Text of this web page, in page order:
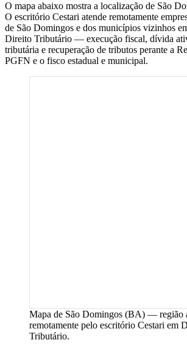
O mapa abaixo mostra a localização de São
O escritório Cestari atende remotamente
de São Domingos e dos municípios vizinhos
Direito Tributário — execução fiscal, dívida
tributária e recuperação de tributos perante a
PGFN e o fisco estadual e municipal.
Mapa de São Domingos (BA) — região
remotamente pelo escritório Cestari em
Tributário.